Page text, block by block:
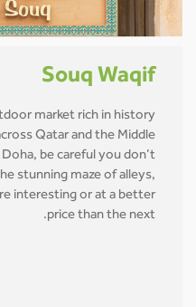
Souq Waqif
market rich in history
Qatar and the Middle
Doha, be careful you don’t
stunning maze of alleys,
interesting or at a better
price than the next.